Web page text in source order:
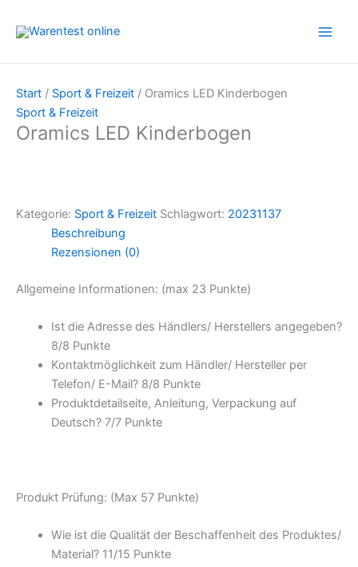
Inhalt
Start / Sport & Freizeit / Oramics LED Kinderbogen
Sport & Freizeit
Oramics LED Kinderbogen
Kategorie: Sport & Freizeit Schlagwort: 20231137
Beschreibung
Rezensionen (0)
Allgemeine Informationen: (max 23 Punkte)
Ist die Adresse des Händlers/ Herstellers angegeben?
8/8 Punkte
Kontaktmöglichkeit zum Händler/ Hersteller per
Telefon/ E-Mail? 8/8 Punkte
Produktdetailseite, Anleitung, Verpackung auf
Deutsch? 7/7 Punkte
Produkt Prüfung: (Max 57 Punkte)
Wie ist die Qualität der Beschaffenheit des Produktes/
Material? 11/15 Punkte